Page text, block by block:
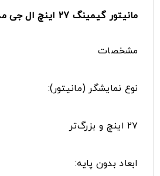
مانیتور گیمینگ 27 اینچ ال جی مدل LG 27MR400-B
مشخصات
نوع نمایشگر (مانیتور):
۲۷ اینچ و بزرگ‌تر
ابعاد بدون پایه: